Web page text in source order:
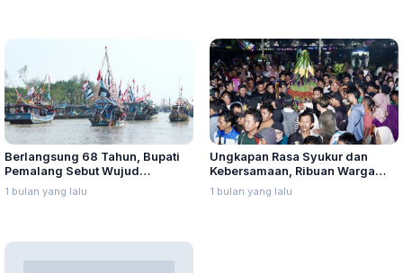
Berlangsung 68 Tahun, Bupati
Pemalang Sebut Wujud
Komitmen Masyarakat
Asemdoyong Lestarikan Tradisi
1 bulan yang lalu
Ungkapan Rasa Syukur dan
Kebersamaan, Ribuan Warga
Padati Grebeg Sura Merti Jagad
1 bulan yang lalu